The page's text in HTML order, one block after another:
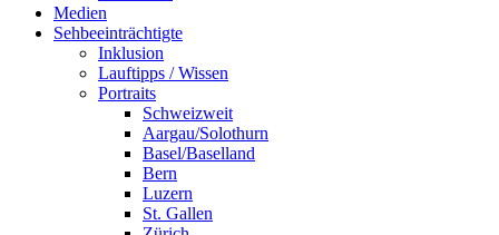
Medien
Sehbeeinträchtigte
Inklusion
Lauftipps / Wissen
Portraits
Schweizweit
Aargau/Solothurn
Basel/Baselland
Bern
Luzern
St. Gallen